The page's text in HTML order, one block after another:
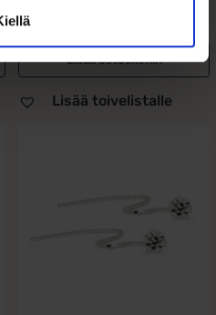
Lisää ostoskoriin
Lisää toivelistalle